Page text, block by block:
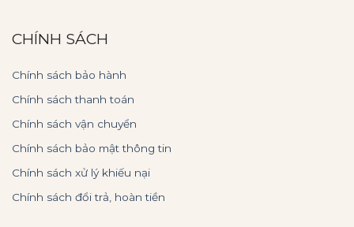
CHÍNH SÁCH
Chính sách bảo hành
Chính sách thanh toán
Chính sách vận chuyển
Chính sách bảo mật thông tin
Chính sách xử lý khiếu nại
Chính sách đổi trả, hoàn tiền